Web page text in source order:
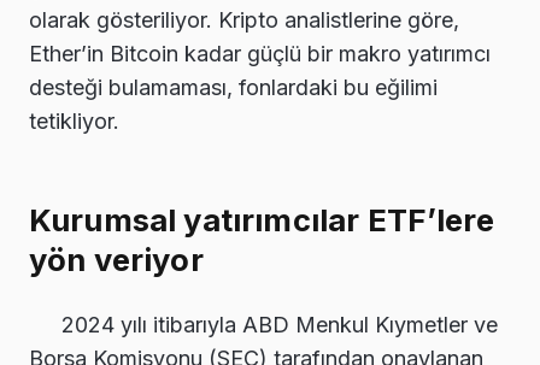
olarak gösteriliyor. Kripto analistlerine göre,
Ether’in Bitcoin kadar güçlü bir makro yatırımcı
desteği bulamaması, fonlardaki bu eğilimi
tetikliyor.
Kurumsal yatırımcılar ETF’lere
yön veriyor
2024 yılı itibarıyla ABD Menkul Kıymetler ve
Borsa Komisyonu (SEC) tarafından onaylanan